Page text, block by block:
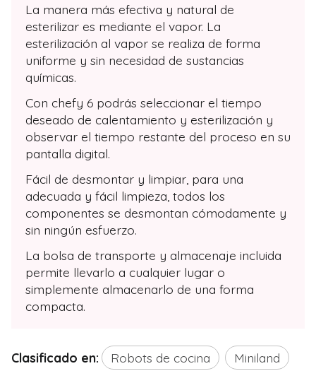
La manera más efectiva y natural de
esterilizar es mediante el vapor. La
esterilización al vapor se realiza de forma
uniforme y sin necesidad de sustancias
químicas.
Con chefy 6 podrás seleccionar el tiempo
deseado de calentamiento y esterilización y
observar el tiempo restante del proceso en su
pantalla digital.
Fácil de desmontar y limpiar, para una
adecuada y fácil limpieza, todos los
componentes se desmontan cómodamente y
sin ningún esfuerzo.
La bolsa de transporte y almacenaje incluida
permite llevarlo a cualquier lugar o
simplemente almacenarlo de una forma
compacta.
Clasificado en: Robots de cocina Miniland